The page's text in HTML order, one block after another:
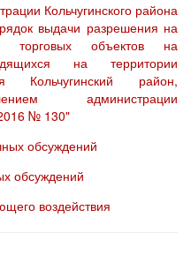
Кольчугинского района
выдачи разрешения на
торговых объектов на
на территории
Кольчугинский район,
администрации
№ 130"
обсуждений
обсуждений
воздействия